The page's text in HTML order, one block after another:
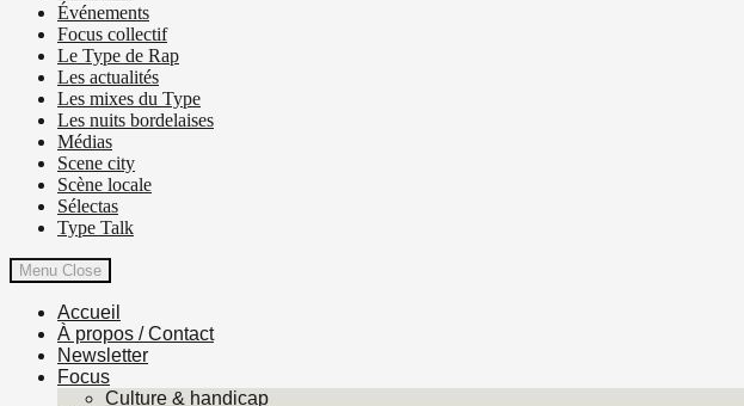
Événements
Focus collectif
Le Type de Rap
Les actualités
Les mixes du Type
Les nuits bordelaises
Médias
Scene city
Scène locale
Sélectas
Type Talk
Menu Close
Accueil
À propos / Contact
Newsletter
Focus
Culture & handicap